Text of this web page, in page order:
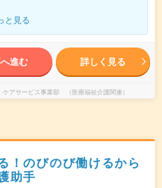
と見る
進む 詳しく見る
アサービス事業部 （医療福祉介護関連）
！のびのび働けるから
助手